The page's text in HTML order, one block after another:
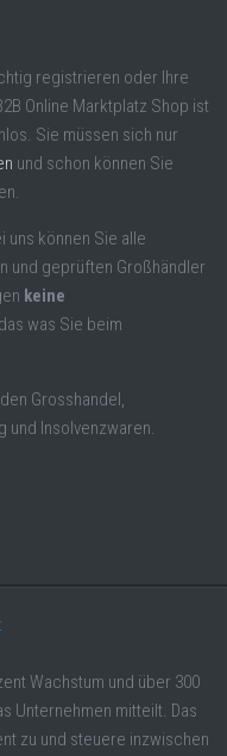
registrieren oder Ihre
Online Marktplatz Shop ist
Sie müssen sich nur
und schon können Sie
uns können Sie alle
und geprüften Großhändler
keine
was Sie beim
Grosshandel,
und Insolvenzwaren.
Wachstum und über 300
Unternehmen mitteilt. Das
zu und steuere inzwischen